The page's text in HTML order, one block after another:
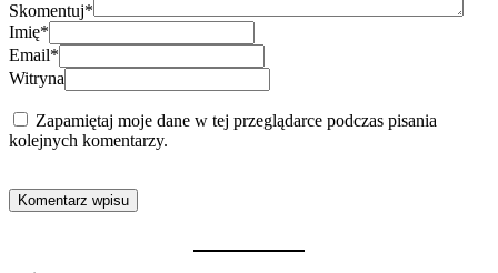
Skomentuj*
Imię*
Email*
Witryna
Zapamiętaj moje dane w tej przeglądarce podczas pisania
kolejnych komentarzy.